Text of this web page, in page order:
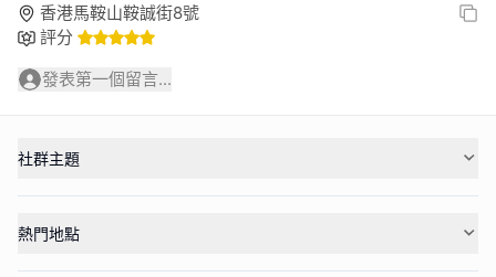
香港馬鞍山鞍誠街8號
評分
發表第一個留言...
社群主題
熱門地點